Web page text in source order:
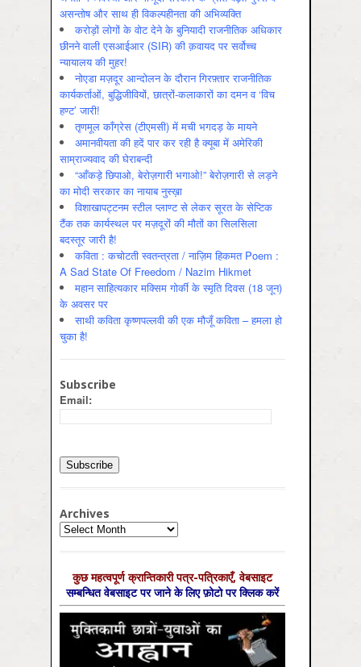
असन्‍तोष और साथ ही विकल्‍पहीनता की अभिव्‍यक्ति
करोड़ों लोगों के वोट देने के बुनियादी राजनीतिक अधिकार
छीनने वाली एसआईआर (SIR) की क़वायद पर सर्वोच्च
न्यायालय की मुहर!
नोएडा मज़दूर आन्दोलन के दौरान गिरफ़्तार राजनीतिक
कार्यकर्ताओं, बुद्धिजीवियों, छात्रों-कलाकारों का दमन व ‘विच
हण्ट’ जारी!
तृणमूल काँग्रेस (टीएमसी) में मची भगदड़ के मायने
अमानवीयता की हदें पार कर रही है क्यूबा में अमेरिकी
साम्राज्यवाद की घेराबन्दी
“आँकड़े छिपाओ, बेरोज़गारी भगाओ!” बेरोज़गारी से लड़ने
का मोदी सरकार का नायाब नुस्ख़ा
विशाखापट्टनम स्टील प्लाण्ट से लेकर सूरत के सेप्टिक
टैंक तक कार्यस्थल पर मज़दूरों की मौतों का सिलसिला
बदस्तूर जारी है!
कविता : कचोटती स्वतन्त्रता / नाज़िम हिकमत Poem :
A Sad State Of Freedom / Nazim Hikmet
महान साहित्यकार मक्सिम गोर्की के स्मृति दिवस (18 जून)
के अवसर पर
साथी कविता कृष्णपल्लवी की एक मौजूँ कविता – हमला हो
चुका है!
Subscribe
Email:
Archives
Archives
कुछ महत्‍वपूर्ण क्रान्तिकारी पत्र-पत्रिकाएँ, वेबसाइट
सम्‍बन्धित वेबसाइट पर जाने के लिए फ़ोटो पर क्लिक करें